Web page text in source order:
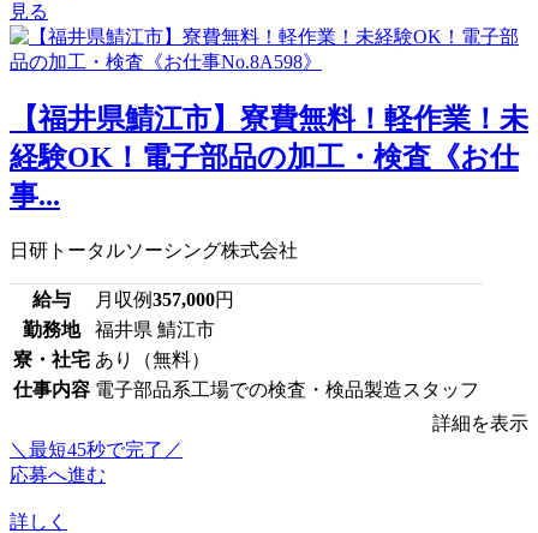
見る
【福井県鯖江市】寮費無料！軽作業！未
経験OK！電子部品の加工・検査《お仕
事...
日研トータルソーシング株式会社
給与 月収例357,000円
勤務地
福井県 鯖江市
寮・社宅 あり（無料）
仕事内容 電子部品系工場での検査・検品製造スタッフ
詳細を表示
＼最短45秒で完了／
応募へ進む
詳しく